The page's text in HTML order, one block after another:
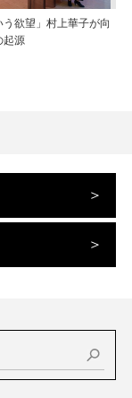
う欲望」村上華子が向
起源